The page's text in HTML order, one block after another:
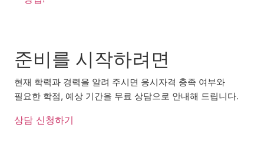
준비를 시작하려면
현재 학력과 경력을 알려 주시면 응시자격 충족 여부와
필요한 학점, 예상 기간을 무료 상담으로 안내해 드립니다.
상담 신청하기